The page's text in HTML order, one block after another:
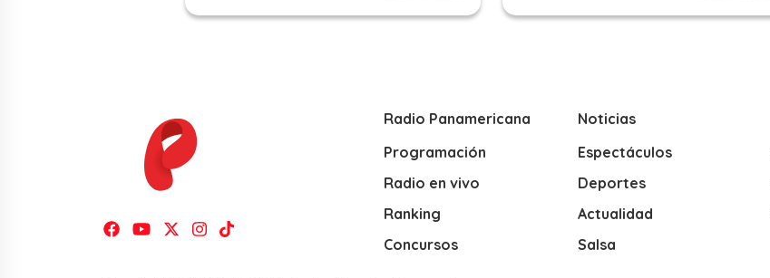
Radio Panamericana
Programación
Radio en vivo
Ranking
Concursos
Noticias
Espectáculos
Deportes
Actualidad
Salsa